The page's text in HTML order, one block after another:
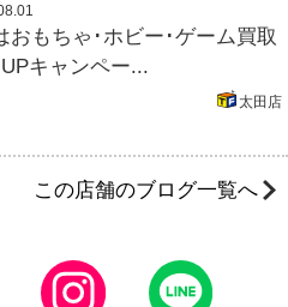
おもちゃ･ホビー･ゲーム買取
キャンペー...
太田店
この店舗のブログ一覧へ